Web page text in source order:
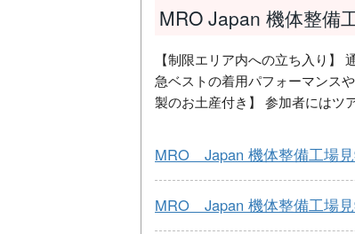
MRO Japan 機体整
【制限エリア内への立ち入り
急ベストの着用パフォーマンス
製のお土産付き】 参加者にはツ
MRO Japan 機体整備工
MRO Japan 機体整備工